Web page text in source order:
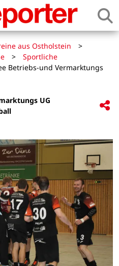
aus Ostholstein
>
>
Sportliche
Betriebs-und Vermarktungs
UG